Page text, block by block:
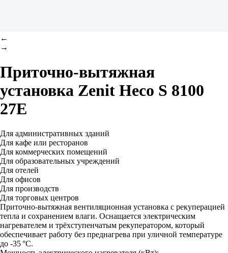
←
→
Приточно-вытяжная
установка Zenit Heco S 8100
27E
Для административных зданий
Для кафе или ресторанов
Для коммерческих помещений
Для образовательных учреждений
Для отелей
Для офисов
Для производств
Для торговых центров
Приточно-вытяжная вентиляционная установка с рекуперацией
тепла и сохранением влаги. Оснащается электрическим
нагревателем и трёхступенчатым рекуператором, который
обеспечивает работу без преднагрева при уличной температуре
до -35 °C.